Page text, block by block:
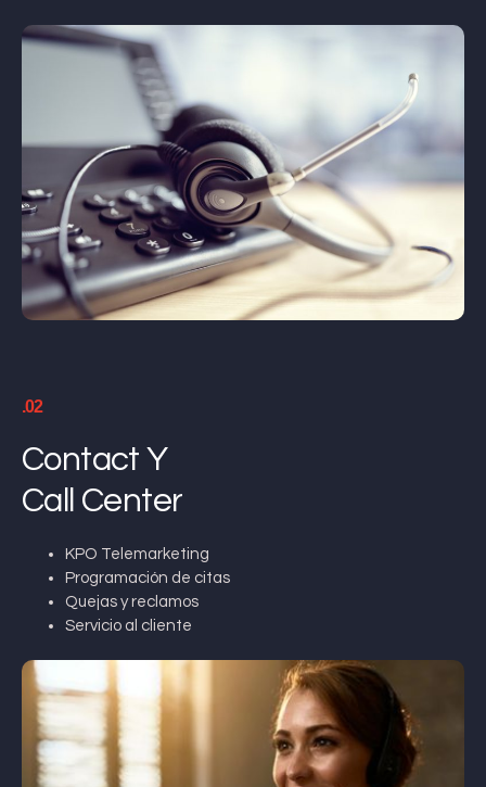
.02
Contact Y
Call Center
KPO Telemarketing
Programación de citas
Quejas y reclamos
Servicio al cliente